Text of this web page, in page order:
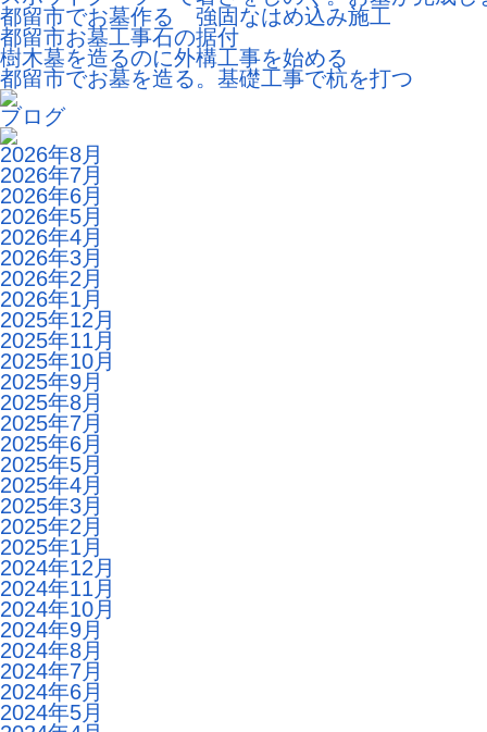
都留市でお墓作る 強固なはめ込み施工
都留市お墓工事石の据付
樹木墓を造るのに外構工事を始める
都留市でお墓を造る。基礎工事で杭を打つ
ブログ
2026年8月
2026年7月
2026年6月
2026年5月
2026年4月
2026年3月
2026年2月
2026年1月
2025年12月
2025年11月
2025年10月
2025年9月
2025年8月
2025年7月
2025年6月
2025年5月
2025年4月
2025年3月
2025年2月
2025年1月
2024年12月
2024年11月
2024年10月
2024年9月
2024年8月
2024年7月
2024年6月
2024年5月